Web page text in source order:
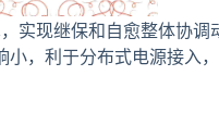
现继保和自愈整体协调
，利于分布式电源接入